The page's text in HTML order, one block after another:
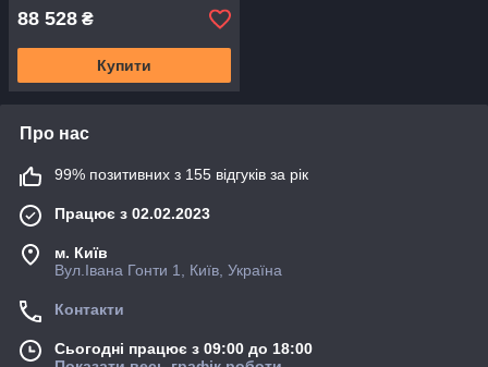
88 528 ₴
Купити
Про нас
99% позитивних з 155 відгуків за рік
Працює з 02.02.2023
м. Київ
Вул.Івана Гонти 1, Київ, Україна
Контакти
Сьогодні працює з 09:00 до 18:00